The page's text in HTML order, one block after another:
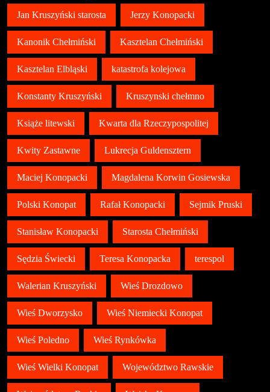
Jan Kruszyński starosta Jerzy Konopacki
Kanonik Chełmiński Kasztelan Chełmiński
Kasztelan Elbląski katastrofa kolejowa
Konstanty Kruszyński Kruszynski chełmno
Książe litewski Kwarta dla Rzeczypospolitej
Kwity Zastawne Lukrecja Guldensztern
Maciej Konopacki Magdalena Korwin Gosiewska
Polski Konopat Rafał Konopacki Sejmik Pruski
Stanisław Konopacki Starosta Chełmiński
Sędzia Świecki Teresa Konopacka terespol
Walerian Kruszyński Wieś Drozdowo
Wieś Dworzysko Wieś Niemiecki Konopat
Wieś Poledno Wieś Rynkówka
Wieś Wielki Konopat Województwo Rawskie